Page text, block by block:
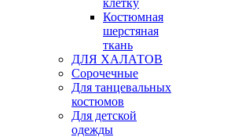
клетку
Костюмная
шерстяная
ткань
ДЛЯ ХАЛАТОВ
Сорочечные
Для танцевальных
костюмов
Для детской
одежды